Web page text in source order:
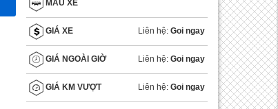
MẦU XE
GIÁ XE Liên hệ: Goi ngay
GIÁ NGOÀI GIỜ Liên hệ: Goi ngay
GIÁ KM VƯỢT Liên hệ: Goi ngay